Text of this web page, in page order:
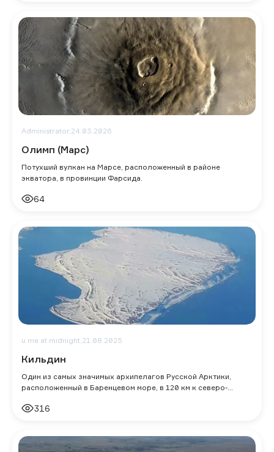
Administrator,24.03.2026
Олимп (Марс)
Потухший вулкан на Марсе, расположенный в районе
экватора, в провинции Фарсида.
64
u me at midnight,21.08.2025
Кильдин
Один из самых значимых архипелагов Русской Арктики,
расположенный в Баренцевом море, в 120 км к северо-
316